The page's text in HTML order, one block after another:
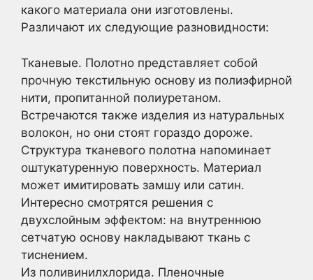
какого материала они изготовлены.
Различают их следующие разновидности:
Тканевые. Полотно представляет собой
прочную текстильную основу из полиэфирной
нити, пропитанной полиуретаном.
Встречаются также изделия из натуральных
волокон, но они стоят гораздо дороже.
Структура тканевого полотна напоминает
оштукатуренную поверхность. Материал
может имитировать замшу или сатин.
Интересно смотрятся решения с
двухслойным эффектом: на внутреннюю
сетчатую основу накладывают ткань с
тиснением.
Из поливинилхлорида. Пленочные